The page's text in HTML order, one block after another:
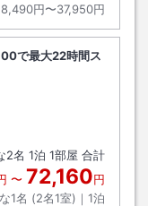
円〜37,950円
00で最大22時間ス
2名 1泊 1部屋 合計
〜 72,160円
1名 (2名1室)｜ 1泊